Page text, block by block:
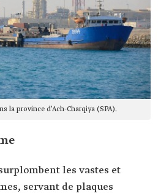
la province d’Ach-Charqiya (SPA).
les vastes et
servant de plaques